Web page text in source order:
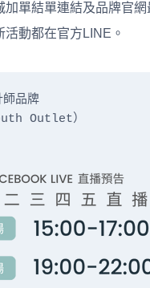
加單結單連結及品牌官網
活動都在官方LINE。
師品牌
Outlet）